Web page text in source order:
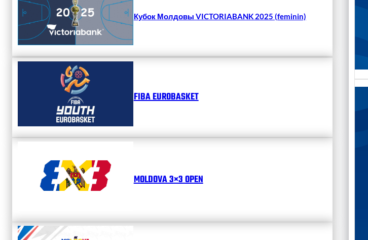
Кубок Молдовы VICTORIABANK 2025 (feminin)
FIBA EUROBASKET
MOLDOVA 3×3 OPEN